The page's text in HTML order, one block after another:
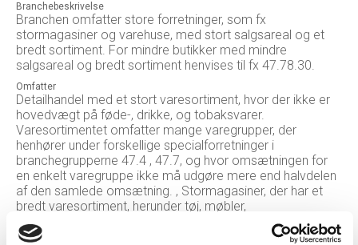
Branchebeskrivelse
Branchen omfatter store forretninger, som fx
stormagasiner og varehuse, med stort salgsareal og et
bredt sortiment. For mindre butikker med mindre
salgsareal og bredt sortiment henvises til fx 47.78.30.
Omfatter
Detailhandel med et stort varesortiment, hvor der ikke er
hovedvægt på føde-, drikke, og tobaksvarer.
Varesortimentet omfatter mange varegrupper, der
henhører under forskellige specialforretninger i
branchegrupperne 47.4 , 47.7, og hvor omsætningen for
en enkelt varegruppe ikke må udgøre mere end halvdelen
af den samlede omsætning. , Stormagasiner, der har et
bredt varesortiment, herunder tøj, møbler,
husholdningsapparater, isenkram, kosmetik, smykker,
legetøj, sportsartikler mv.